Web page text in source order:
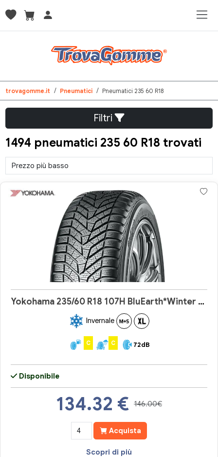
trovagomme.it Pneumatici Pneumatici 235 60 R18
Filtri
1494 pneumatici 235 60 R18 trovati
Yokohama 235/60 R18 107H BluEarth*Winter V905
Invernale
C C 72dB
Disponibile
134.32 € 146.00€
Acquista
Scopri di più